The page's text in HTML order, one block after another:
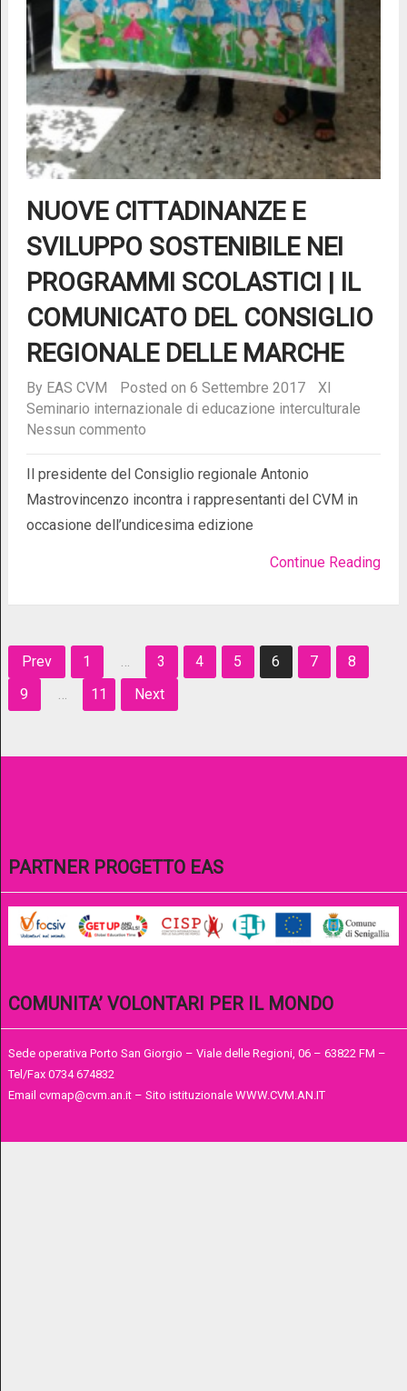
NUOVE CITTADINANZE E
SVILUPPO SOSTENIBILE NEI
PROGRAMMI SCOLASTICI | IL
COMUNICATO DEL CONSIGLIO
REGIONALE DELLE MARCHE
By EAS CVM Posted on 6 Settembre 2017
XI
Seminario internazionale di educazione interculturale
Nessun commento
Il presidente del Consiglio regionale Antonio
Mastrovincenzo incontra i rappresentanti del CVM in
occasione dell’undicesima edizione
Continue Reading
Navigazione
articoli
Prev 1 … 3 4 5 6 7
8
9
… 11 Next
PARTNER PROGETTO EAS
COMUNITA’ VOLONTARI PER IL MONDO
Sede operativa Porto San Giorgio – Viale delle Regioni, 06 – 63822 FM –
Tel/Fax 0734 674832
Email cvmap@cvm.an.it – Sito istituzionale WWW.CVM.AN.IT